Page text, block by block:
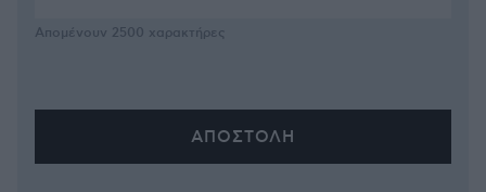
Απομένουν 2500 χαρακτήρες